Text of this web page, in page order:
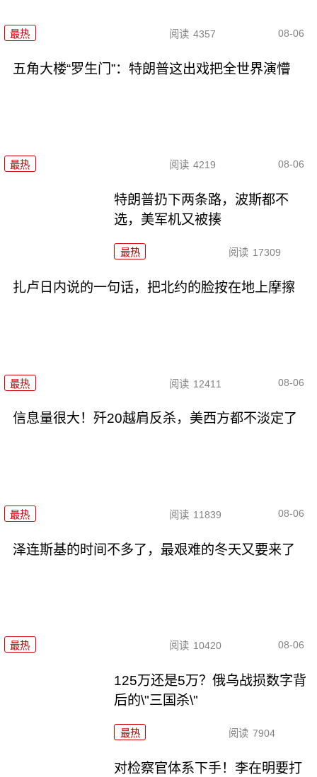
最热 阅读 4357 08-06
五角大楼“罗生门”：特朗普这出戏把全世界演懵
最热 阅读 4219 08-06
特朗普扔下两条路，波斯都不
选，美军机又被揍
最热 阅读 17309
扎卢日内说的一句话，把北约的脸按在地上摩擦
最热 阅读 12411 08-06
信息量很大！歼20越肩反杀，美西方都不淡定了
最热 阅读 11839 08-06
泽连斯基的时间不多了，最艰难的冬天又要来了
最热 阅读 10420 08-06
125万还是5万？俄乌战损数字背
后的\"三国杀\"
最热 阅读 7904
对检察官体系下手！李在明要打